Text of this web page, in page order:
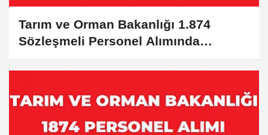
Tarım ve Orman Bakanlığı 1.874
Sözleşmeli Personel Alımında
Başvuru...